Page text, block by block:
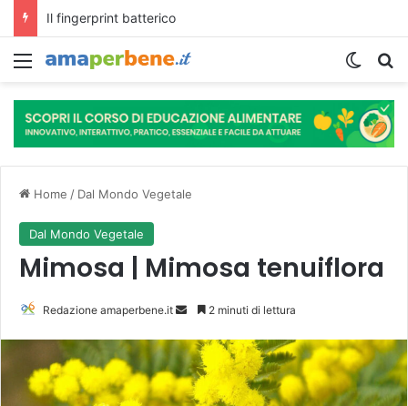
Menu
Home / Dal Mondo Vegetale
Dal Mondo Vegetale
Mimosa | Mimosa tenuiflora
Redazione amaperbene.it
v
i
a
2 minuti di lettura